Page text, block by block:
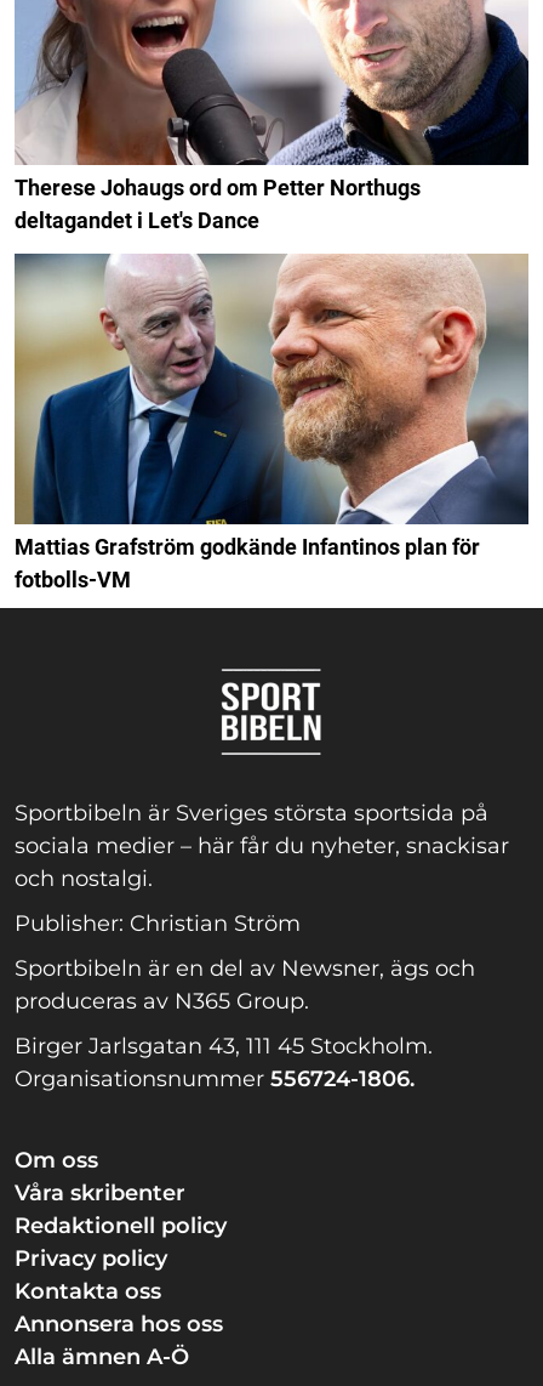
Therese Johaugs ord om Petter Northugs
deltagandet i Let's Dance
Mattias Grafström godkände Infantinos plan för
fotbolls-VM
Sportbibeln är Sveriges största sportsida på
sociala medier – här får du nyheter, snackisar
och nostalgi.
Publisher: Christian Ström
Sportbibeln är en del av Newsner, ägs och
produceras av N365 Group.
Birger Jarlsgatan 43, 111 45 Stockholm.
Organisationsnummer 556724-1806.
Om oss
Våra skribenter
Redaktionell policy
Privacy policy
Kontakta oss
Annonsera hos oss
Alla ämnen A-Ö